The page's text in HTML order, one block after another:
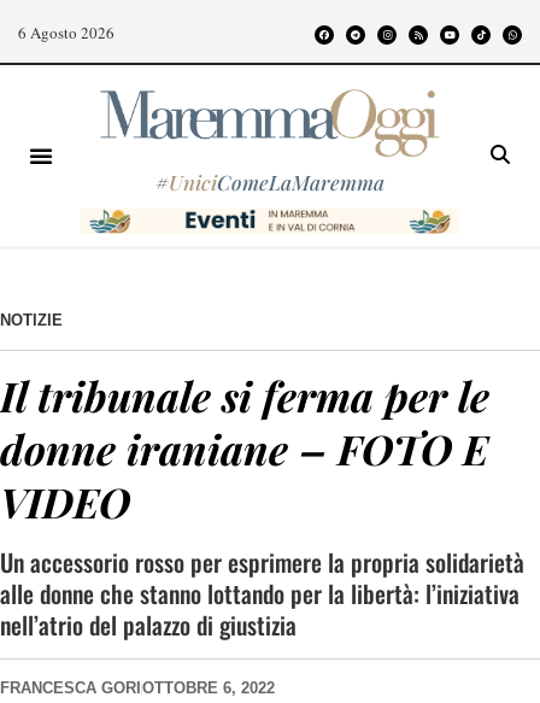
6 Agosto 2026
#UniciComeLaMaremma
NOTIZIE
Il tribunale si ferma per le
donne iraniane – FOTO E
VIDEO
Un accessorio rosso per esprimere la propria solidarietà
alle donne che stanno lottando per la libertà: l’iniziativa
nell’atrio del palazzo di giustizia
FRANCESCA GORI OTTOBRE 6, 2022